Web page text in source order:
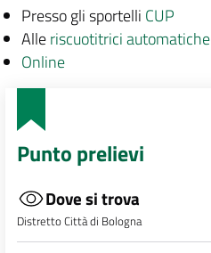
Presso gli sportelli CUP
Alleriscuotitrici automatiche
Online
Punto prelievi
Dove si trova
Distretto Città di Bologna